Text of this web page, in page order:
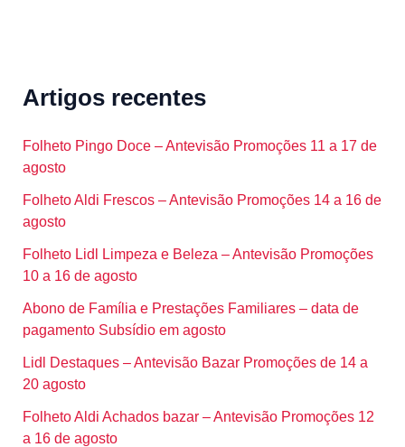
Artigos recentes
Folheto Pingo Doce – Antevisão Promoções 11 a 17 de
agosto
Folheto Aldi Frescos – Antevisão Promoções 14 a 16 de
agosto
Folheto Lidl Limpeza e Beleza – Antevisão Promoções
10 a 16 de agosto
Abono de Família e Prestações Familiares – data de
pagamento Subsídio em agosto
Lidl Destaques – Antevisão Bazar Promoções de 14 a
20 agosto
Folheto Aldi Achados bazar – Antevisão Promoções 12
a 16 de agosto